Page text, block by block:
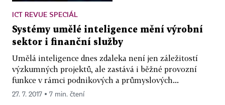
ICT REVUE SPECIÁL
Systémy umělé inteligence mění výrobní
sektor i finanční služby
Umělá inteligence dnes zdaleka není jen záležitostí
výzkumných projektů, ale zastává i běžné provozní
funkce v rámci podnikových a průmyslových...
27. 7. 2017 ▪ 7 min. čtení